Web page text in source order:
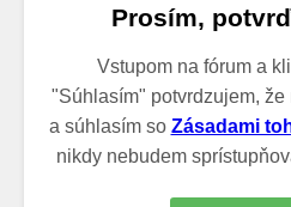
Prosím,
Vstupom na fórum a
"Súhlasím" potvrdzujem,
a súhlasím so Zásadami
nikdy nebudem